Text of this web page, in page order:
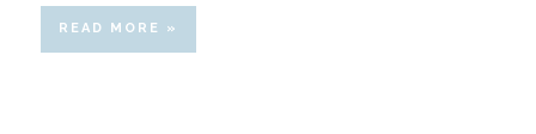
READ MORE »